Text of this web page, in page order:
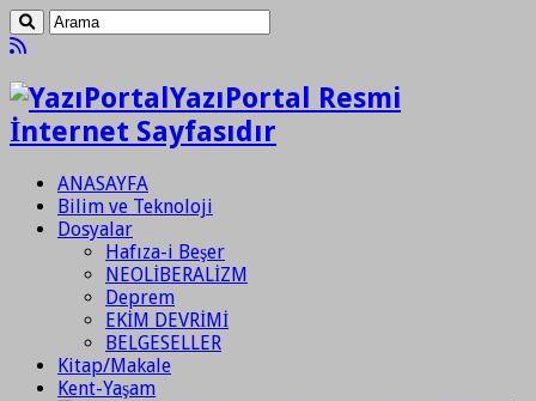
YazıPortal Resmi
İnternet Sayfasıdır
ANASAYFA
Bilim ve Teknoloji
Dosyalar
Hafıza-i Beşer
NEOLİBERALİZM
Deprem
EKİM DEVRİMİ
BELGESELLER
Kitap/Makale
Kent-Yaşam